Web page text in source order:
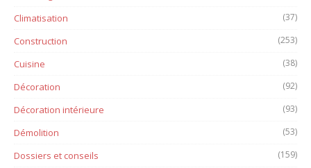
Climatisation (37)
Construction (253)
Cuisine (38)
Décoration (92)
Décoration intérieure (93)
Démolition (53)
Dossiers et conseils (159)